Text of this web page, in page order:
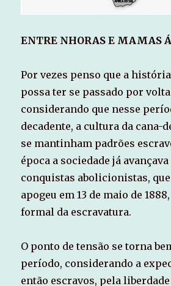
ENTRE NHORAS E MAMAS
Por vezes penso que a
possa ter se passado por volta
considerando que nesse
decadente, a cultura da cana-
se mantinham padrões
época a sociedade já
conquistas abolicionistas,
apogeu em 13 de maio de
formal da escravatura.
O ponto de tensão se torna
período, considerando a
então escravos, pela